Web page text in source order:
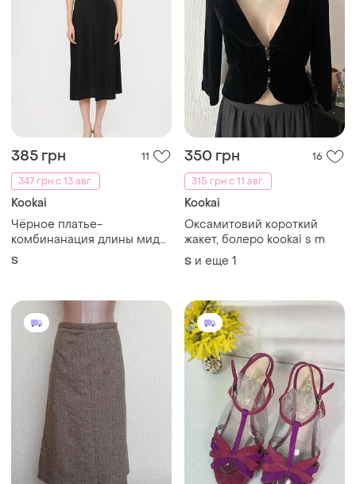
385 грн
11
347 грн с 13 авг.
Kookai
Чёрное платье-
комбинанация длины миди
с открытой спиной.
S
350 грн
16
315 грн с 11 авг.
Kookai
Оксамитовий короткий
жакет, болеро kookai s m
S и еще 1